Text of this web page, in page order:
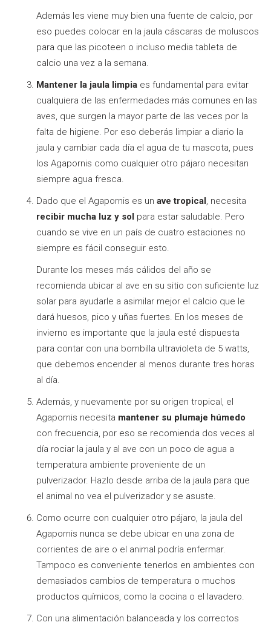
Además les viene muy bien una fuente de calcio, por
eso puedes colocar en la jaula cáscaras de moluscos
para que las picoteen o incluso media tableta de
calcio una vez a la semana.
Mantener la jaula limpia es fundamental para evitar
cualquiera de las enfermedades más comunes en las
aves, que surgen la mayor parte de las veces por la
falta de higiene. Por eso deberás limpiar a diario la
jaula y cambiar cada día el agua de tu mascota, pues
los Agapornis como cualquier otro pájaro necesitan
siempre agua fresca.
Dado que el Agapornis es un ave tropical, necesita
recibir mucha luz y sol para estar saludable. Pero
cuando se vive en un país de cuatro estaciones no
siempre es fácil conseguir esto.
Durante los meses más cálidos del año se
recomienda ubicar al ave en su sitio con suficiente luz
solar para ayudarle a asimilar mejor el calcio que le
dará huesos, pico y uñas fuertes. En los meses de
invierno es importante que la jaula esté dispuesta
para contar con una bombilla ultravioleta de 5 watts,
que debemos encender al menos durante tres horas
al día.
Además, y nuevamente por su origen tropical, el
Agapornis necesita mantener su plumaje húmedo
con frecuencia, por eso se recomienda dos veces al
día rociar la jaula y al ave con un poco de agua a
temperatura ambiente proveniente de un
pulverizador. Hazlo desde arriba de la jaula para que
el animal no vea el pulverizador y se asuste.
Como ocurre con cualquier otro pájaro, la jaula del
Agapornis nunca se debe ubicar en una zona de
corrientes de aire o el animal podría enfermar.
Tampoco es conveniente tenerlos en ambientes con
demasiados cambios de temperatura o muchos
productos químicos, como la cocina o el lavadero.
Con una alimentación balanceada y los correctos